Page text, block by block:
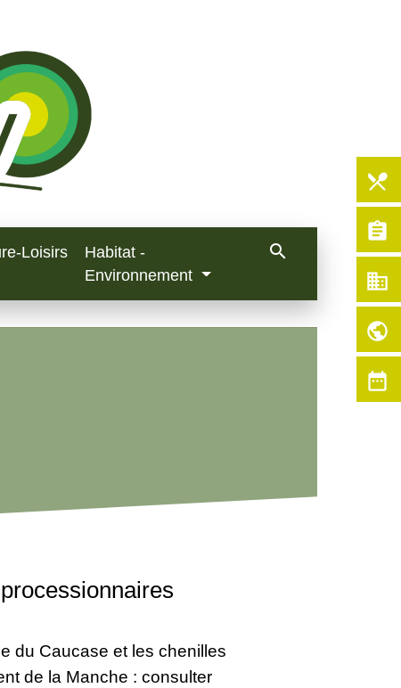
Loisirs
Habitat -
Environnement
search
du Caucase et les chenilles
de la Manche : consulter
local_dining
assignment
business
public
date_range